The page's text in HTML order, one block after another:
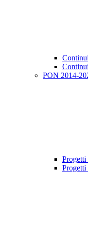
PON 2014-
Progetti
Progetti